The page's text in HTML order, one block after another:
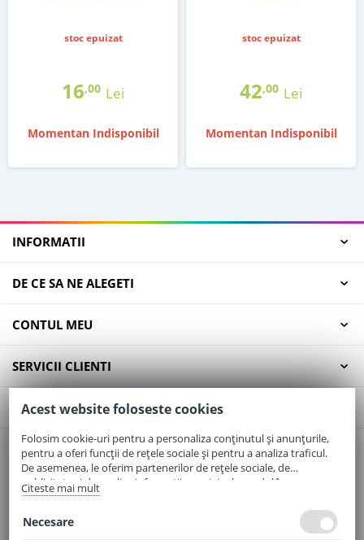
stoc epuizat
16,00 Lei
Momentan Indisponibil
stoc epuizat
42,00 Lei
Momentan Indisponibil
INFORMATII
DE CE SA NE ALEGETI
CONTUL MEU
SERVICII CLIENTI
CONTACT
Email:office@elaptepraf.ro
Telefon:0745-964-449
Adresa:Sos. Borsului, Nr. 20, Oradea, Jud. Bihor
Acest website foloseste cookies
Folosim cookie-uri pentru a personaliza conținutul și anunțurile,
pentru a oferi funcții de rețele sociale și pentru a analiza traficul.
De asemenea, le oferim partenerilor de rețele sociale, de
publicitate și de analize informații cu privire la modul în care
folosiți site-ul nostru. Aceștia le pot combina cu alte informații
Citeste mai mult
Necesare